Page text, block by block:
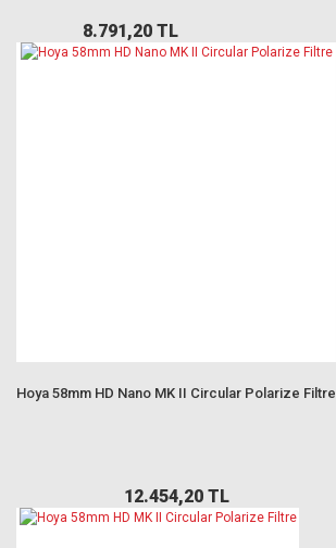
8.791,20 TL
Hoya 58mm HD Nano MK II Circular Polarize Filtre
12.454,20 TL